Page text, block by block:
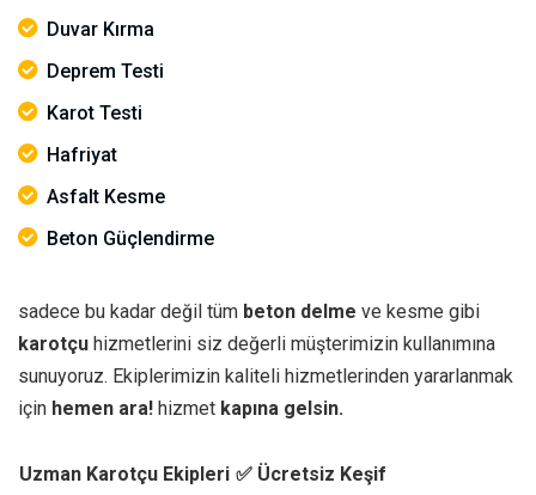
Duvar Kırma
Deprem Testi
Karot Testi
Hafriyat
Asfalt Kesme
Beton Güçlendirme
sadece bu kadar değil tüm beton delme ve kesme gibi
karotçu hizmetlerini siz değerli müşterimizin kullanımına
sunuyoruz. Ekiplerimizin kaliteli hizmetlerinden yararlanmak
için hemen ara! hizmet kapına gelsin.
Uzman Karotçu Ekipleri ✅ Ücretsiz Keşif